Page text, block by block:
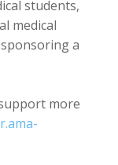
students,
medical
a
more